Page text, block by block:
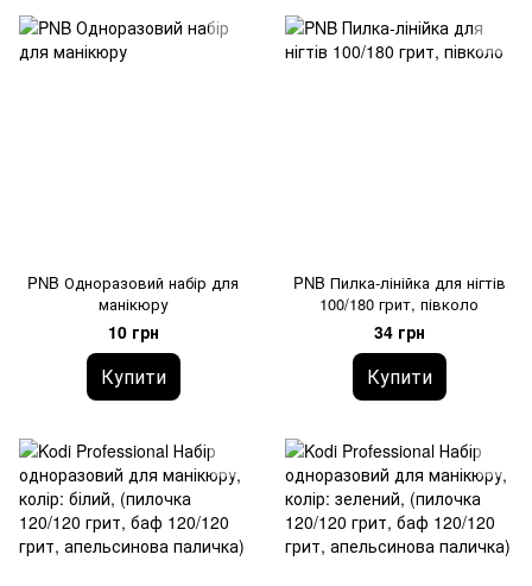
PNB Одноразовий набір для
манікюру
10 грн
Купити
PNB Пилка-лінійка для нігтів
100/180 грит, півколо
34 грн
Купити